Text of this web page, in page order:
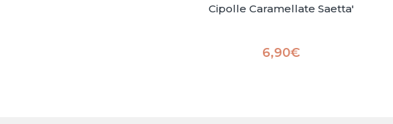
Cipolle Caramellate Saetta'
6,90€